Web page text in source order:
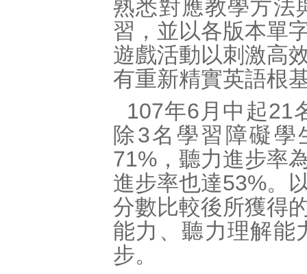
熟悉對應教學方法
習，並以各版本單
遊戲活動以刺激高
有重新精實英語根
107年6月中起21
除3名學習障礙學
71%，聽力進步率
進步率也達53%。
分數比較後所獲得
能力、聽力理解能
步。